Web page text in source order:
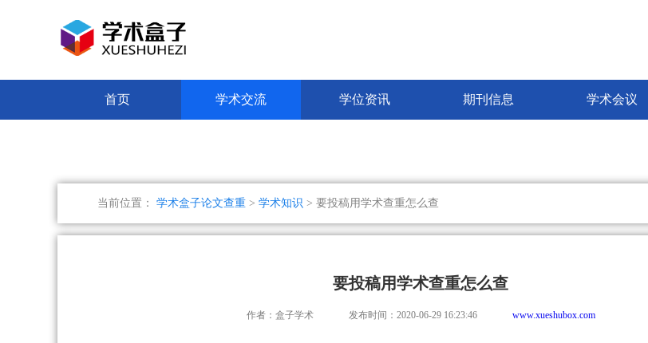
首页 学术交流 学位资讯 期刊信息 学术会议
当前位置： 学术盒子论文查重 > 学术知识 > 要投稿用学术查重怎么查
要投稿用学术查重怎么查
作者：盒子学术 发布时间：2020-06-29 16:23:46 www.xueshubox.com